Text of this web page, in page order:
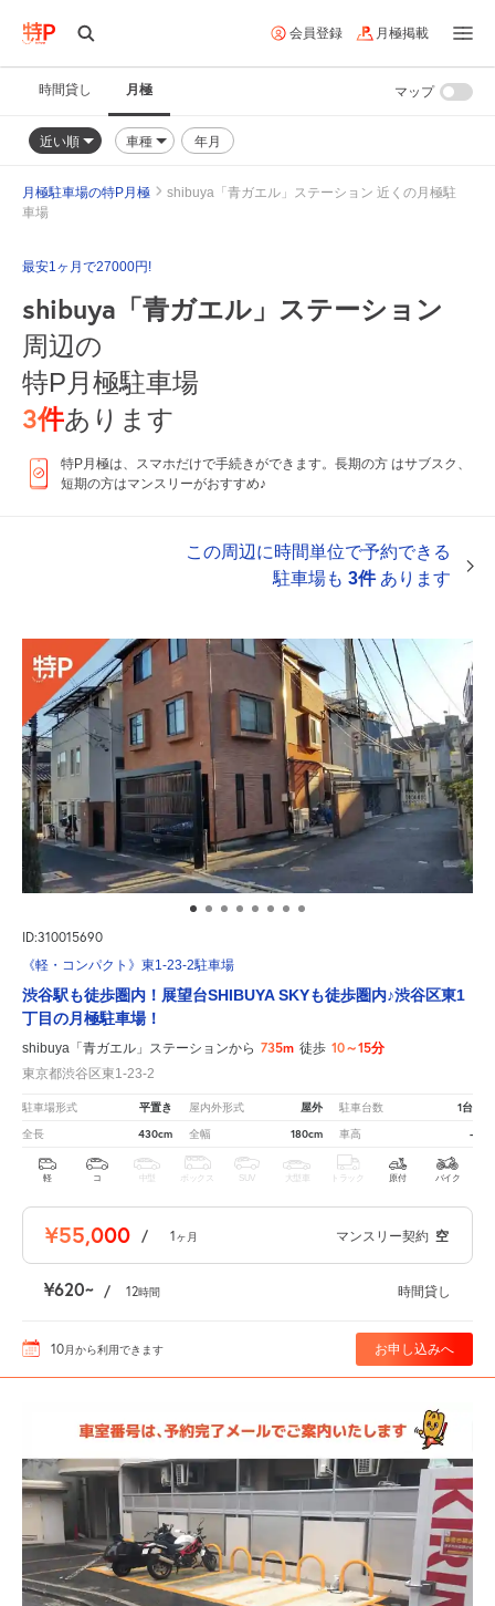
会員登録 月極掲載
時間貸し 月極
近い順 車種 年月
マップ
月極駐車場の特P月極
shibuya「青ガエル」ステーション 近くの月極駐
車場
最安1ヶ月で27000円!
shibuya「青ガエル」ステーション
周辺の
特P月極駐車場
3件あります
特P月極は、スマホだけで手続きができます。長期の方 はサブスク、
短期の方はマンスリーがおすすめ♪
この周辺に時間単位で予約できる
駐車場も 3件あります
ID:310015690
《軽・コンパクト》東1-23-2駐車場
渋谷駅も徒歩圏内！展望台SHIBUYA SKYも徒歩圏内♪渋谷区東1
丁目の月極駐車場！
shibuya「青ガエル」ステーションから 735m 徒歩 10～15分
東京都渋谷区東1-23-2
駐車場形式 平置き 屋内外形式 屋外 駐車台数 1台
全長 430cm 全幅 180cm 車高 -
軽 コ 中型 ボックス SUV 大型車 トラック 原付 バイク
¥55,000 / 1ヶ月 マンスリー契約 空
¥620 / 12時間 時間貸し
10月から利用できます お申し込みへ